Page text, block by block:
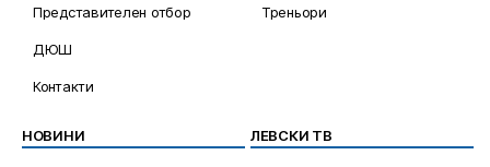
Представителен отбор
ДЮШ
Контакти
Треньори
НОВИНИ ЛЕВСКИ ТВ